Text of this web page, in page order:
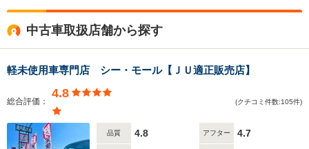
号線（大雪大通）や小町泉通、道道943号線（大正通）などの道路が整備
されており、北海道北見バスが運行する三輪・小泉線が「柏陽高校」停留
所から利用可能です。
中古車取扱店舗から探す
軽未使用車専門店 シー・モール【ＪＵ適正販売店】
総合評価：
4.8
(クチコミ件数:105件)
品質 4.8 アフター 4.7